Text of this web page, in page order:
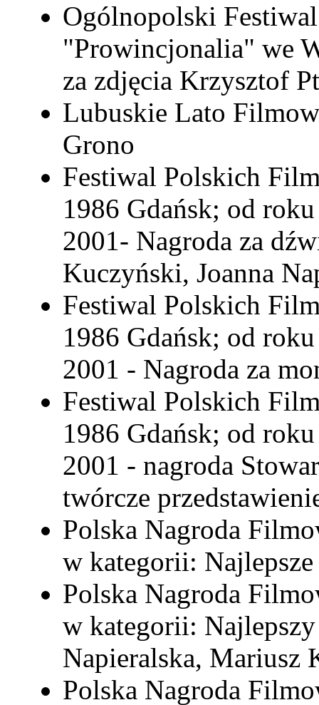
Ogólnopolski
"Prowincjonalia" we
za zdjęcia Krzysztof
Lubuskie Lato
Grono
Festiwal Polskich
1986 Gdańsk; od
2001- Nagroda za
Kuczyński, Joanna
Festiwal Polskich
1986 Gdańsk; od
2001 - Nagroda za
Festiwal Polskich
1986 Gdańsk; od
2001 - nagroda
twórcze
Polska Nagroda
w kategorii:
Polska Nagroda
w kategorii:
Napieralska, Mariusz
Polska Nagroda